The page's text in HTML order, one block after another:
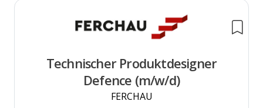
Technischer Produktdesigner
Defence (m/w/d)
FERCHAU